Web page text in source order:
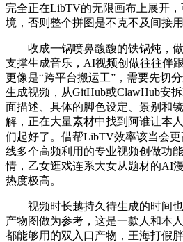
完全正在LibTV的无限画布上展开
境，否则整个拼图是不克不及间接用
收成一锅喷鼻馥馥的铁锅炖，
支撑生成音乐，AI视频创做往往伴
更像是“跨平台搬运工”，需要先切
生成视频，从GitHub或ClawHub安
面描述、具体的脚色设定、景别和
解，正在大量素材中找到阿谁让本
们起好了。借帮LibTV效率该当会更
线多个高频利用的专业视频创做功
情，乙女逛戏连系大女从题材的AI
热度极高。
视频时长越持久待生成的时间也
产物图做为参考，这是一款人和本人
都能够用的双入口产物，王海打假